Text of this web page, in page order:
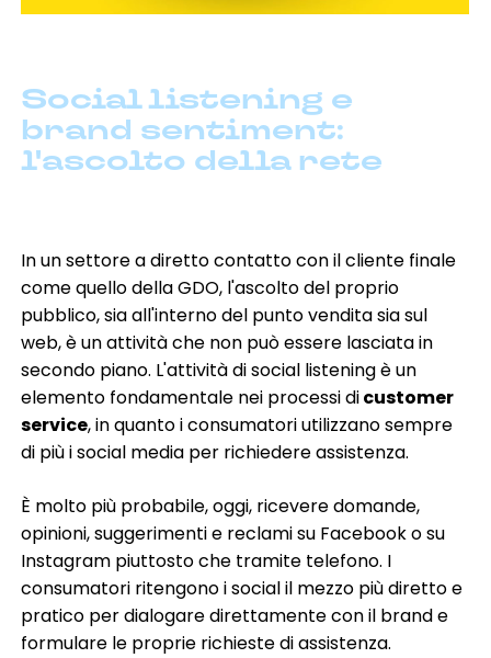
Social listening e
brand sentiment:
l'ascolto della rete
In un settore a diretto contatto con il cliente finale
come quello della GDO, l'ascolto del proprio
pubblico, sia all'interno del punto vendita sia sul
web, è un attività che non può essere lasciata in
secondo piano. L'attività di social listening è un
elemento fondamentale nei processi dicustomer
service, in quanto i consumatori utilizzano sempre
di più i social media per richiedere assistenza.
È molto più probabile, oggi, ricevere domande,
opinioni, suggerimenti e reclami su Facebook o su
Instagram piuttosto che tramite telefono. I
consumatori ritengono i social il mezzo più diretto e
pratico per dialogare direttamente con il brand e
formulare le proprie richieste di assistenza.